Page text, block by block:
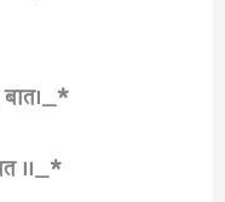
।।_*